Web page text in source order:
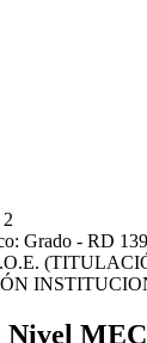
Grado - RD